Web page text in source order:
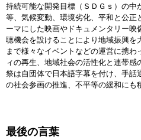
持続可能な開発目標（ＳＤＧｓ）の
等、気候変動、環境劣化、平和と公正
ーマにした映画やドキュメンタリー
聴機会を設けることにより地域振興
まで様々なイベントなどの運営に携
ィの再生、地域社会の活性化と連帯
祭は自団体で日本語字幕を付け、手
の社会参画の推進、不平等の緩和にも
最後の言葉